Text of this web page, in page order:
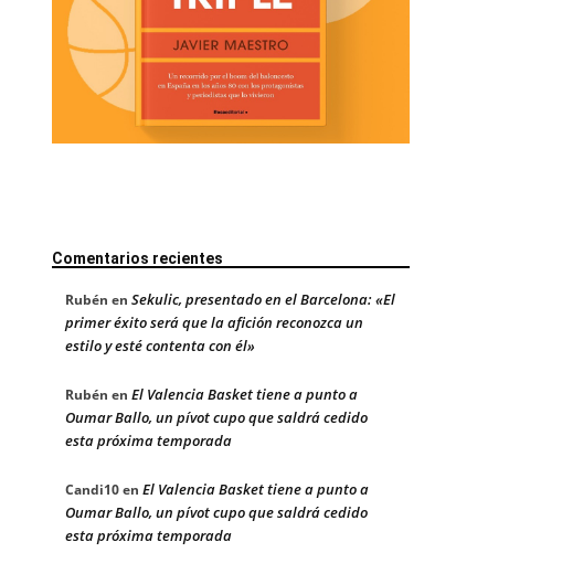
Comentarios recientes
Rubén en Sekulic, presentado en el Barcelona: «El
primer éxito será que la afición reconozca un
estilo y esté contenta con él»
Rubén en El Valencia Basket tiene a punto a
Oumar Ballo, un pívot cupo que saldrá cedido
esta próxima temporada
Candi10en El Valencia Basket tiene a punto a
Oumar Ballo, un pívot cupo que saldrá cedido
esta próxima temporada